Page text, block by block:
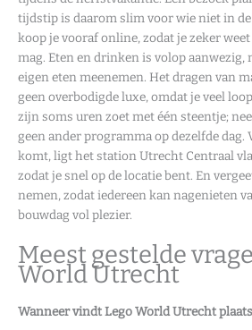
tijdstip is daarom slim voor wie niet in
koop je vooraf online, zodat je zeker
mag. Eten en drinken is volop aanwezig,
eigen eten meenemen. Het dragen van
geen overbodigde luxe, omdat je veel
zijn soms uren zoet met één steentje;
geen ander programma op dezelfde dag.
komt, ligt het station Utrecht Centraal
zodat je snel op de locatie bent. En
nemen, zodat iedereen kan nagenieten
bouwdag vol plezier.
Meest gestelde
World Utrecht
Wanneer vindt Lego World Utrecht